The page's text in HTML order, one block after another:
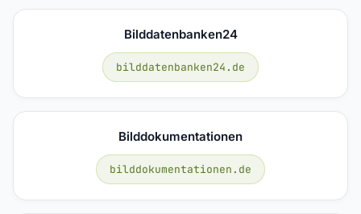
Bilddatenbanken24
bilddatenbanken24.de
Bilddokumentationen
bilddokumentationen.de